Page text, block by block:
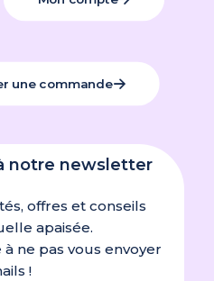
une commande
notre newsletter
offres et conseils
apaisée.
à ne pas vous envoyer
!